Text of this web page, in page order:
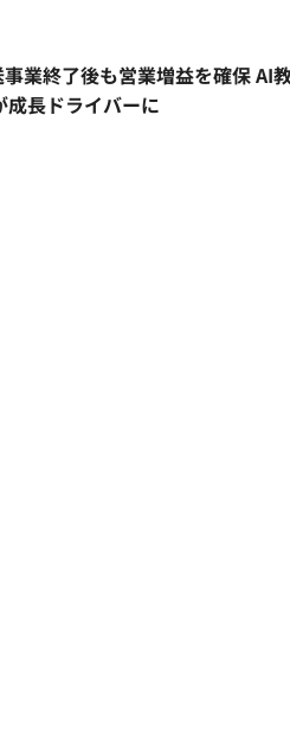
業終了後も営業増益を確保 AI
長ドライバーに